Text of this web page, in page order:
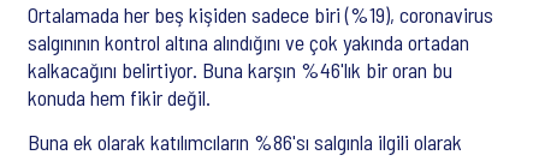
Ortalamada her beş kişiden sadece biri (%19), coronavirus
salgınının kontrol altına alındığını ve çok yakında ortadan
kalkacağını belirtiyor. Buna karşın %46'lık bir oran bu
konuda hem fikir değil.
Buna ek olarak katılımcıların %86'sı salgınla ilgili olarak